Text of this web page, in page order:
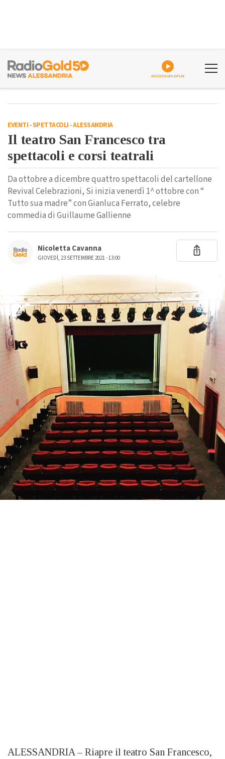
ASCOLTA GOLDPLAY
EVENTI-SPETTACOLI-ALESSANDRIA
Il teatro San Francesco tra
spettacoli e corsi teatrali
Da ottobre a dicembre quattro spettacoli del cartellone
Revival Celebrazioni, Si inizia venerdì 1^ ottobre con “
Tutto sua madre” con Gianluca Ferrato, celebre
commedia di Guillaume Gallienne
Nicoletta Cavanna
GIOVEDÌ, 23 SETTEMBRE 2021 - 13:00
ALESSANDRIA – Riapre il teatro San Francesco,